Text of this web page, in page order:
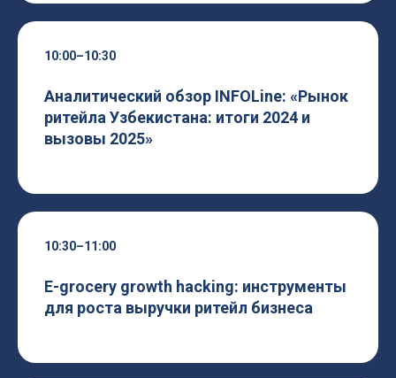
10:00–10:30
Аналитический обзор INFOLine: «Рынок
ритейла Узбекистана: итоги 2024 и
вызовы 2025»
10:30–11:00
E-grocery growth hacking: инструменты
для роста выручки ритейл бизнеса